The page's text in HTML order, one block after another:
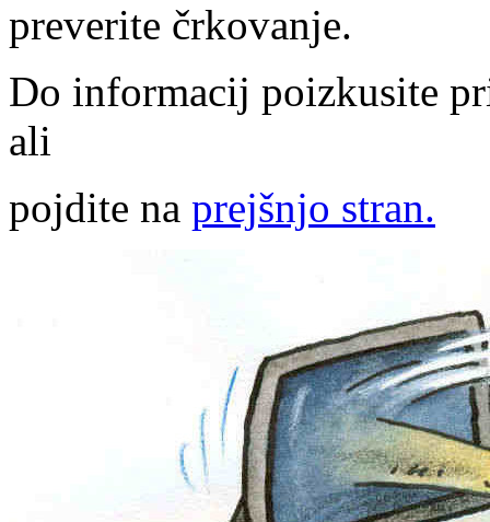
preverite črkovanje.
Do informacij poizkusite
ali
pojdite na prejšnjo stran.